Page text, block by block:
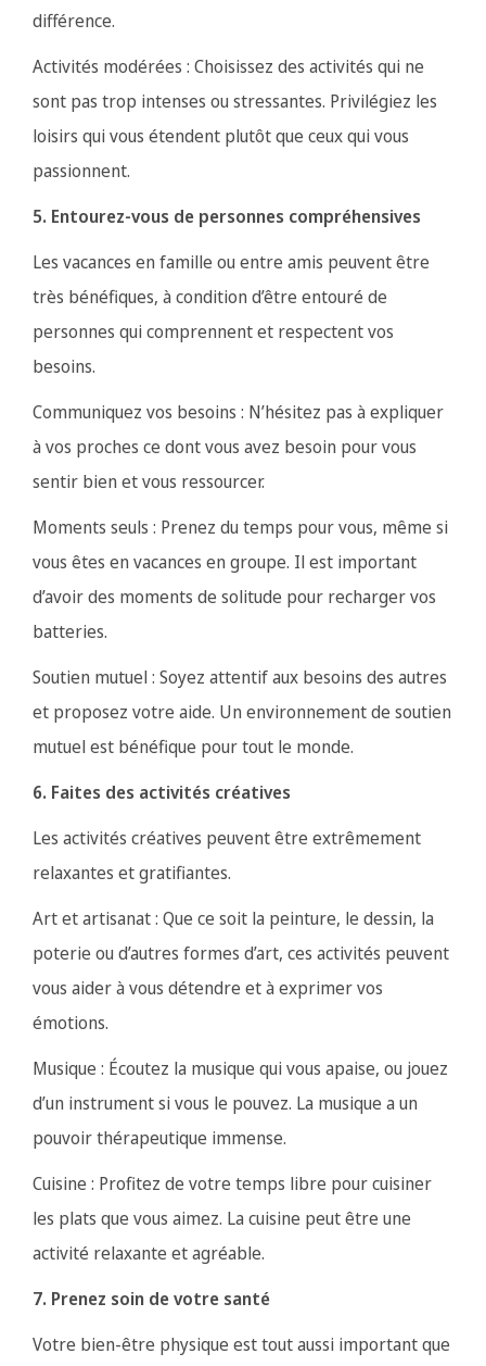
différence.
Activités modérées : Choisissez des activités qui ne
sont pas trop intenses ou stressantes. Privilégiez les
loisirs qui vous étendent plutôt que ceux qui vous
passionnent.
5. Entourez-vous de personnes compréhensives
Les vacances en famille ou entre amis peuvent être
très bénéfiques, à condition d’être entouré de
personnes qui comprennent et respectent vos
besoins.
Communiquez vos besoins : N’hésitez pas à expliquer
à vos proches ce dont vous avez besoin pour vous
sentir bien et vous ressourcer.
Moments seuls : Prenez du temps pour vous, même si
vous êtes en vacances en groupe. Il est important
d’avoir des moments de solitude pour recharger vos
batteries.
Soutien mutuel : Soyez attentif aux besoins des autres
et proposez votre aide. Un environnement de soutien
mutuel est bénéfique pour tout le monde.
6. Faites des activités créatives
Les activités créatives peuvent être extrêmement
relaxantes et gratifiantes.
Art et artisanat : Que ce soit la peinture, le dessin, la
poterie ou d’autres formes d’art, ces activités peuvent
vous aider à vous détendre et à exprimer vos
émotions.
Musique : Écoutez la musique qui vous apaise, ou jouez
d’un instrument si vous le pouvez. La musique a un
pouvoir thérapeutique immense.
Cuisine : Profitez de votre temps libre pour cuisiner
les plats que vous aimez. La cuisine peut être une
activité relaxante et agréable.
7. Prenez soin de votre santé
Votre bien-être physique est tout aussi important que